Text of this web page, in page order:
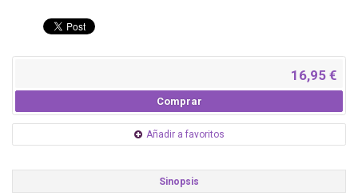
16,95 €
Comprar
Añadir a favoritos
Sinopsis